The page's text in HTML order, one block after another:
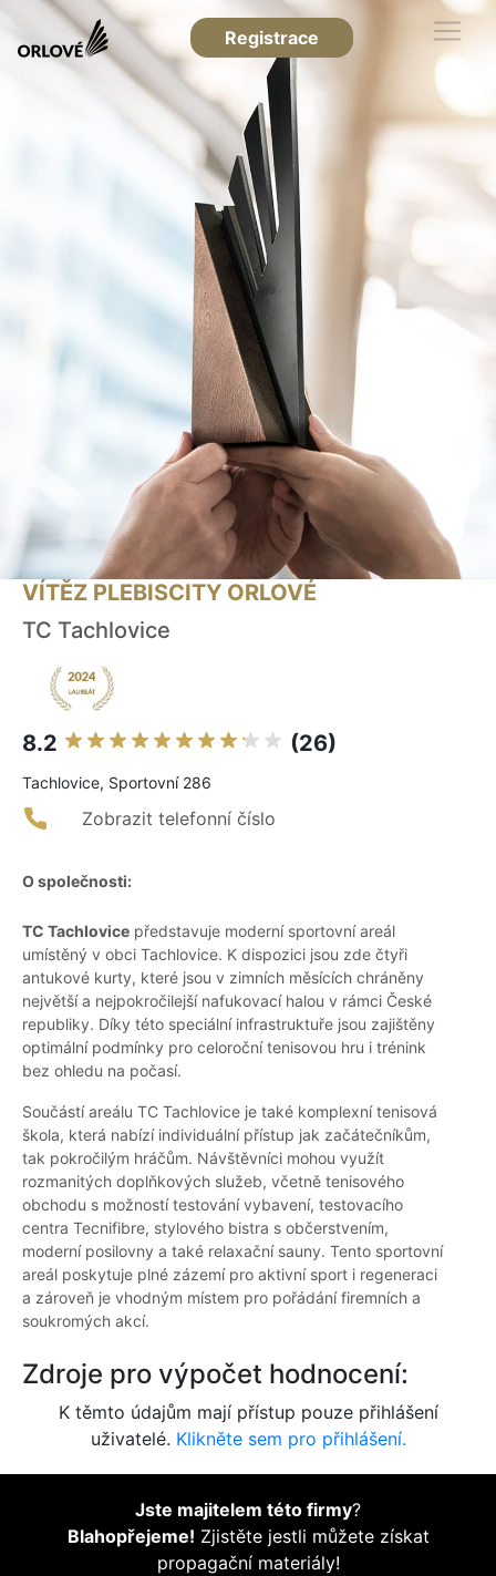
Registrace
VÍTĚZ PLEBISCITY ORLOVÉ
TC Tachlovice
8.2 (26)
Tachlovice, Sportovní 286
Zobrazit telefonní číslo
O společnosti:
TC Tachlovice představuje moderní sportovní areál
umístěný v obci Tachlovice. K dispozici jsou zde čtyři
antukové kurty, které jsou v zimních měsících chráněny
největší a nejpokročilejší nafukovací halou v rámci České
republiky. Díky této speciální infrastruktuře jsou zajištěny
optimální podmínky pro celoroční tenisovou hru i trénink
bez ohledu na počasí.
Součástí areálu TC Tachlovice je také komplexní tenisová
škola, která nabízí individuální přístup jak začátečníkům,
tak pokročilým hráčům. Návštěvníci mohou využít
rozmanitých doplňkových služeb, včetně tenisového
obchodu s možností testování vybavení, testovacího
centra Tecnifibre, stylového bistra s občerstvením,
moderní posilovny a také relaxační sauny. Tento sportovní
areál poskytuje plné zázemí pro aktivní sport i regeneraci
a zároveň je vhodným místem pro pořádání firemních a
soukromých akcí.
Zdroje pro výpočet hodnocení:
K těmto údajům mají přístup pouze přihlášení
uživatelé. Klikněte sem pro přihlášení.
Jste majitelem této firmy?
Blahopřejeme! Zjistěte jestli můžete získat
propagační materiály!